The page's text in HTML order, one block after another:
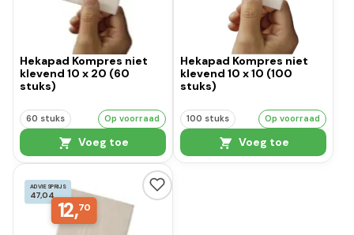
Hekapad Kompres niet
klevend 10 x 20 (60
stuks)
60 stuks Op voorraad
Voeg toe
Hekapad Kompres niet
klevend 10 x 10 (100
stuks)
100 stuks Op voorraad
Voeg toe
ADVIESPRIJS
47,04
12,70